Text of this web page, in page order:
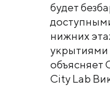
будет
нижних
укрытиями
объясняет
City Lab